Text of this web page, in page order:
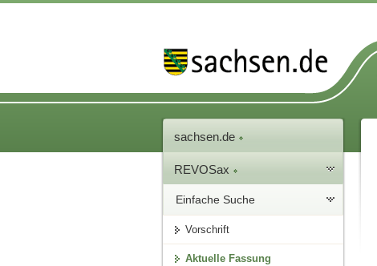
sachsen.de
REVOSax
Einfache Suche
Vorschrift
Aktuelle Fassung